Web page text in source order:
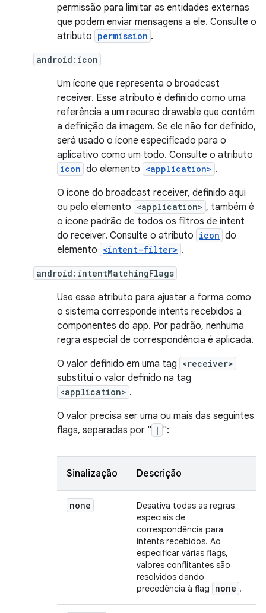
permissão para limitar as entidades externas
que podem enviar mensagens a ele. Consulte o
atributo permission .
android:icon
Um ícone que representa o broadcast
receiver. Esse atributo é definido como uma
referência a um recurso drawable que contém
a definição da imagem. Se ele não for definido,
será usado o ícone especificado para o
aplicativo como um todo. Consulte o atributo
icon do elemento <application> .
O ícone do broadcast receiver, definido aqui
ou pelo elemento <application> , também é
o ícone padrão de todos os filtros de intent
do receiver. Consulte o atributo icon do
elemento <intent-filter> .
android:intentMatchingFlags
Use esse atributo para ajustar a forma como
o sistema corresponde intents recebidos a
componentes do app. Por padrão, nenhuma
regra especial de correspondência é aplicada.
O valor definido em uma tag <receiver>
substitui o valor definido na tag
<application> .
O valor precisa ser uma ou mais das seguintes
flags, separadas por " | ":
Sinalização Descrição
none
Desativa todas as regras
especiais de
correspondência para
intents recebidos. Ao
especificar várias flags,
valores conflitantes são
resolvidos dando
precedência à flag
none .